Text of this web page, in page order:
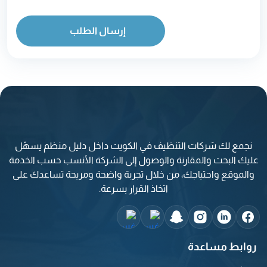
إرسال الطلب
نجمع لك شركات التنظيف في الكويت داخل دليل منظم يسهّل
عليك البحث والمقارنة والوصول إلى الشركة الأنسب حسب الخدمة
والموقع واحتياجك، من خلال تجربة واضحة ومريحة تساعدك على
اتخاذ القرار بسرعة.
روابط مساعدة